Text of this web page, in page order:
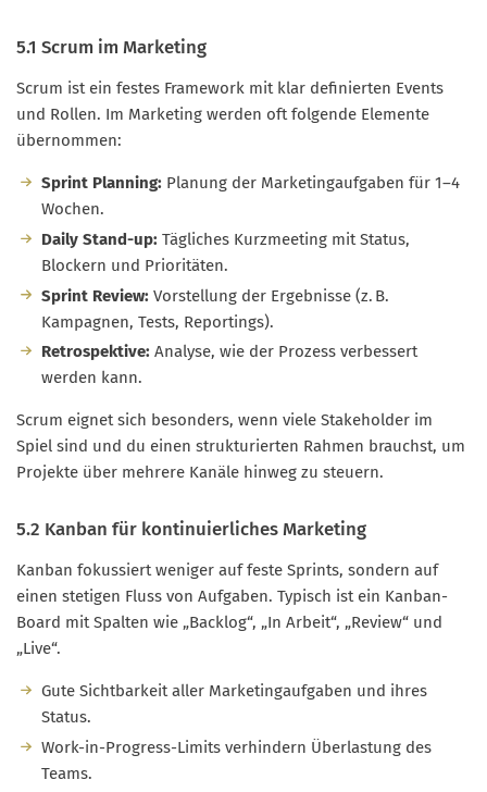
5.1 Scrum im Marketing
Scrum ist ein festes Framework mit klar definierten Events
und Rollen. Im Marketing werden oft folgende Elemente
übernommen:
Sprint Planning: Planung der Marketingaufgaben für 1–4
Wochen.
Daily Stand-up: Tägliches Kurzmeeting mit Status,
Blockern und Prioritäten.
Sprint Review: Vorstellung der Ergebnisse (z. B.
Kampagnen, Tests, Reportings).
Retrospektive: Analyse, wie der Prozess verbessert
werden kann.
Scrum eignet sich besonders, wenn viele Stakeholder im
Spiel sind und du einen strukturierten Rahmen brauchst, um
Projekte über mehrere Kanäle hinweg zu steuern.
5.2 Kanban für kontinuierliches Marketing
Kanban fokussiert weniger auf feste Sprints, sondern auf
einen stetigen Fluss von Aufgaben. Typisch ist ein Kanban-
Board mit Spalten wie „Backlog“, „In Arbeit“, „Review“ und
„Live“.
Gute Sichtbarkeit aller Marketingaufgaben und ihres
Status.
Work-in-Progress-Limits verhindern Überlastung des
Teams.